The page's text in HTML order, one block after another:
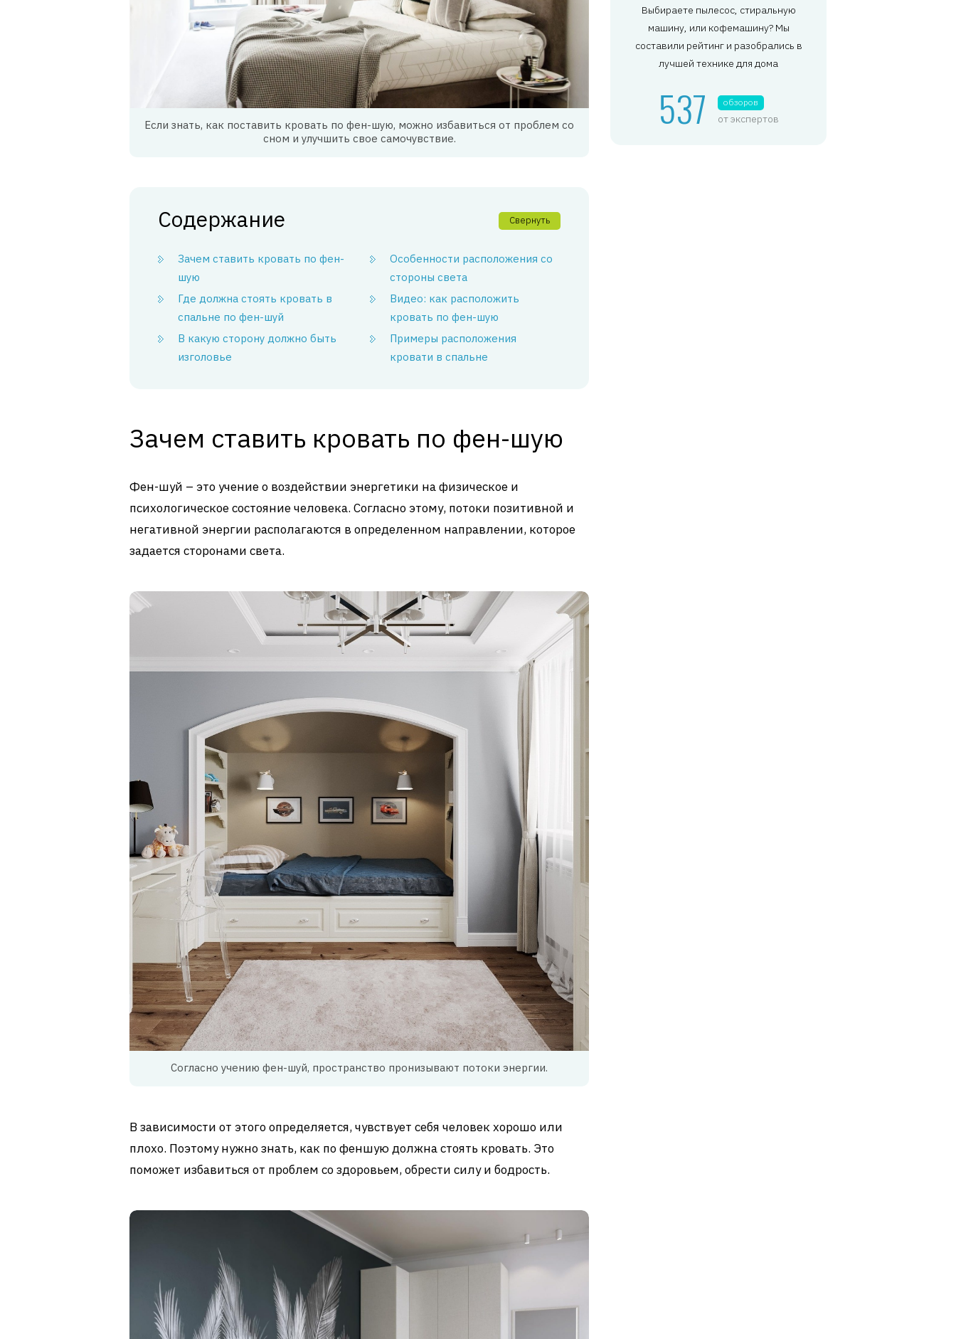
Если знать, как поставить кровать по фен-шую, можно избавиться от проблем со
сном и улучшить свое самочувствие.
Содержание Свернуть
Зачем ставить кровать по фен-
шую
Где должна стоять кровать в
спальне по фен-шуй
В какую сторону должно быть
изголовье
Особенности расположения со
стороны света
Видео: как расположить
кровать по фен-шую
Примеры расположения
кровати в спальне
Зачем ставить кровать по фен-шую
Фен-шуй – это учение о воздействии энергетики на физическое и
психологическое состояние человека. Согласно этому, потоки позитивной и
негативной энергии располагаются в определенном направлении, которое
задается сторонами света.
Согласно учению фен-шуй, пространство пронизывают потоки энергии.
В зависимости от этого определяется, чувствует себя человек хорошо или
плохо. Поэтому нужно знать, как по феншую должна стоять кровать. Это
поможет избавиться от проблем со здоровьем, обрести силу и бодрость.
Выбираете пылесос, стиральную
машину, или кофемашину? Мы
составили рейтинг и разобрались в
лучшей технике для дома
537 обзоров
от экспертов